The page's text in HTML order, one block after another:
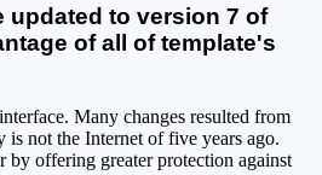
updated to version 7 of
of all of template's
Many changes resulted from
is not the Internet of five years ago.
by offering greater protection against